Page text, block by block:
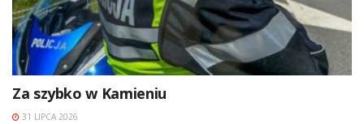
Za szybko w Kamieniu
31 LIPCA 2026